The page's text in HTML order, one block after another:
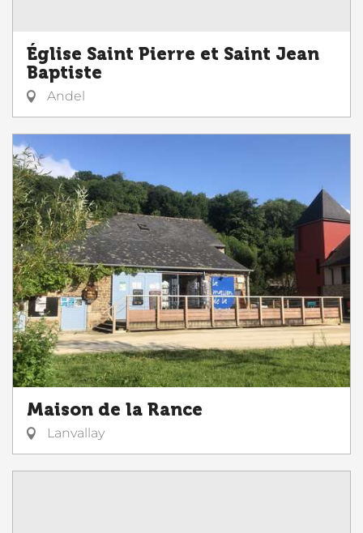
Église Saint Pierre et Saint Jean
Baptiste
Andel
Maison de la Rance
Lanvallay